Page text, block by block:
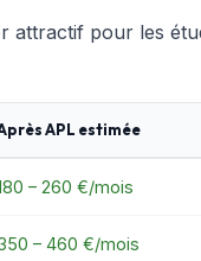
attractif pour les
APL estimée
– 260 €/mois
– 460 €/mois